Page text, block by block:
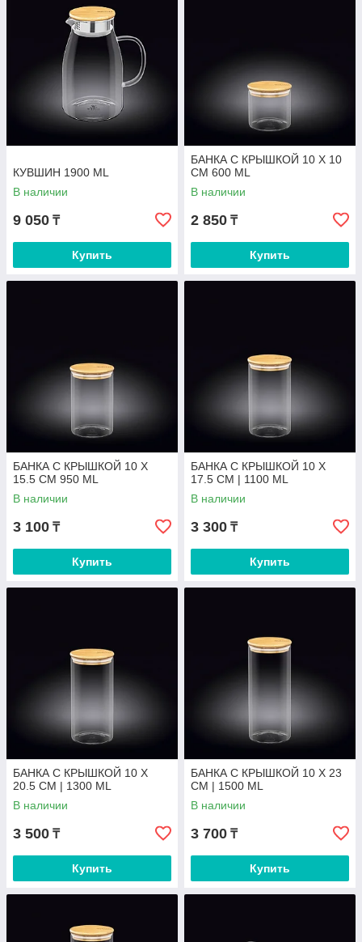
КУВШИН 1900 ML
В наличии
9 050 ₸
Купить
БАНКА С КРЫШКОЙ 10 X 10
CM 600 ML
В наличии
2 850 ₸
Купить
БАНКА С КРЫШКОЙ 10 X
15.5 CM 950 ML
В наличии
3 100 ₸
Купить
БАНКА С КРЫШКОЙ 10 X
17.5 CM | 1100 ML
В наличии
3 300 ₸
Купить
БАНКА С КРЫШКОЙ 10 X
20.5 CM | 1300 ML
В наличии
3 500 ₸
Купить
БАНКА С КРЫШКОЙ 10 X 23
CM | 1500 ML
В наличии
3 700 ₸
Купить